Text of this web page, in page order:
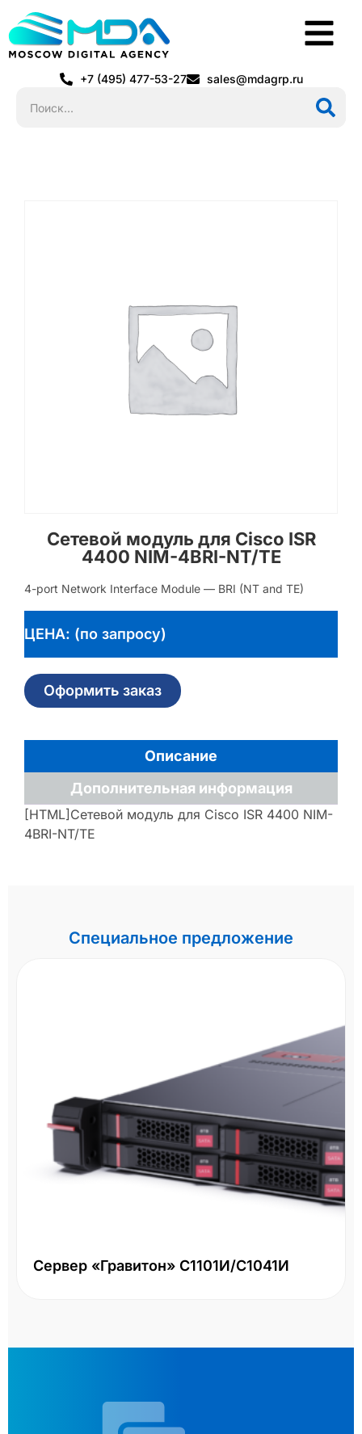
+7 (495) 477-53-27 sales@mdagrp.ru
Сетевой модуль для Cisco ISR
4400 NIM-4BRI-NT/TE
4-port Network Interface Module — BRI (NT and TE)
ЦЕНА: (по запросу)
Оформить заказ
Описание
Дополнительная информация
[HTML]Сетевой модуль для Cisco ISR 4400 NIM-
4BRI-NT/TE
Специальное предложение
Сервер «Гравитон» С1101И/С1041И